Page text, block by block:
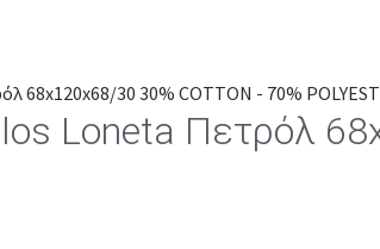
Loneta Πετρόλ